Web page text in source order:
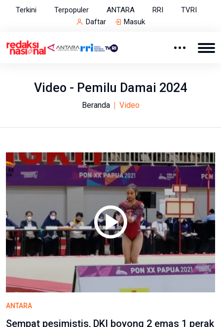
Terkini Terpopuler ANTARA RRI
TVRI
Daftar
Masuk
Video - Pemilu Damai 2024
Beranda Video
ANTARA
Sempat pesimistis, DKI boyong 2 emas 1 perak